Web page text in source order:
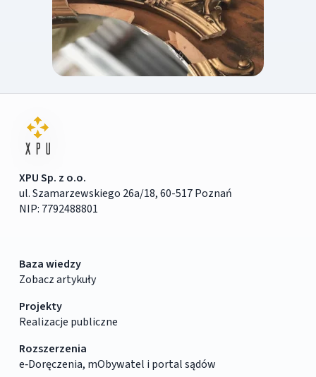
XPU Sp. z o.o.
ul. Szamarzewskiego 26a/18, 60-517 Poznań
NIP: 7792488801
Baza wiedzy
Zobacz artykuły
Projekty
Realizacje publiczne
Rozszerzenia
e‑Doręczenia, mObywatel i portal sądów